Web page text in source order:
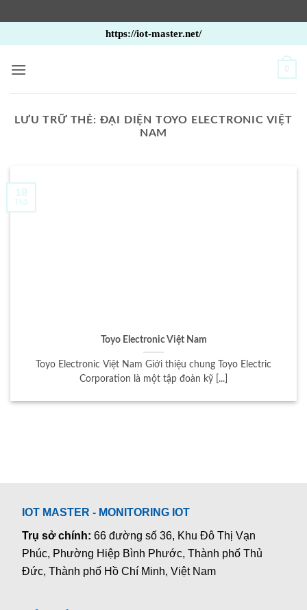
qua
nội
https://iot-master.net/
0
LƯU TRỮ THẺ: ĐẠI DIỆN TOYO ELECTRONIC VIỆT
NAM
Toyo Electronic Việt Nam
Toyo Electronic Việt Nam Giới thiệu chung Toyo Electric
Corporation là một tập đoàn kỹ [...]
18
Th3
IOT MASTER - MONITORING IOT
Trụ sở chính:66 đường số 36, Khu Đô Thị Vạn
Phúc, Phường Hiệp Bình Phước, Thành phố Thủ
Đức, Thành phố Hồ Chí Minh, Việt Nam